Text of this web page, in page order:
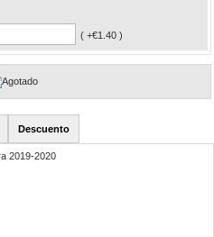
( +€1.40 )
Descuento
2019-2020